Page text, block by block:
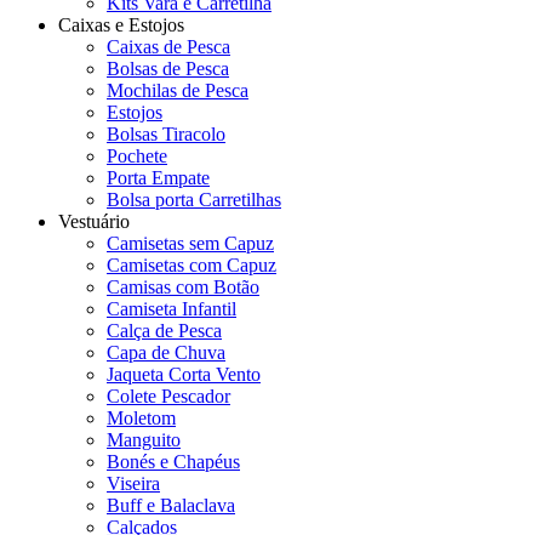
Caixas e Estojos
Caixas de Pesca
Bolsas de Pesca
Mochilas de Pesca
Estojos
Bolsas Tiracolo
Pochete
Porta Empate
Bolsa porta Carretilhas
Vestuário
Camisetas sem Capuz
Camisetas com Capuz
Camisas com Botão
Camiseta Infantil
Calça de Pesca
Capa de Chuva
Jaqueta Corta Vento
Colete Pescador
Moletom
Manguito
Bonés e Chapéus
Viseira
Buff e Balaclava
Calçados